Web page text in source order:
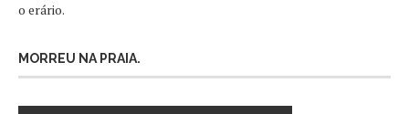
o erário.
MORREU NA PRAIA.